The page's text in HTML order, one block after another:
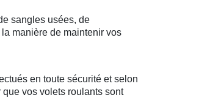
sangles usées, de
manière de maintenir vos
en toute sécurité et selon
vos volets roulants sont